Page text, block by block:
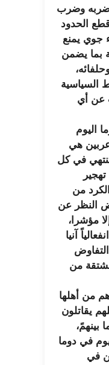
ضربه وضرب
الحدود
جوي يمنع
بما يضمن
السياسية
عن أي
اليوم
هي
في كل
من
النظر عن
مؤشرا،
آنيا
من
من أهلها
يقاتلون
بينهمً،
في دوما
في